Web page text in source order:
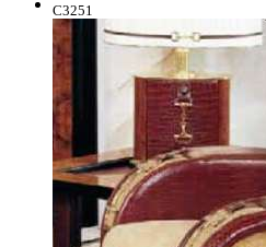
C3251